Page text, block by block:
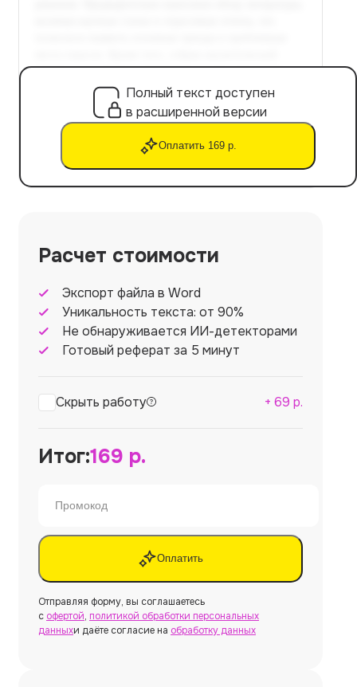
Полный текст доступен
в расширенной версии
Оплатить 169 р.
Расчет стоимости
Экспорт файла в Word
Уникальность текста: от 90%
Не обнаруживается ИИ-детекторами
Готовый реферат за 5 минут
Скрыть работу + 69 р.
Итог:169 р.
Оплатить
Отправляя форму, вы соглашаетесь
с офертой, политикой обработки персональных
данныхи даёте согласие на обработку данных